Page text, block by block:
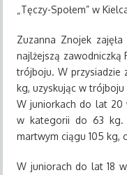
„Tęczy-Społem” w
Zuzanna Znojek
najlżejszą zawodniczką
trójboju. W przysiadzie
kg, uzyskując w trójboju
W juniorkach do lat 20
w kategorii do 63 kg.
martwym ciągu 105 kg,
W juniorach do lat 18